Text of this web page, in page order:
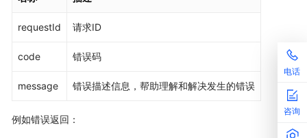
电话
咨询
requestId 请求ID
code 错误码
message 错误描述信息，帮助理解和解决发生的错误
例如错误返回：